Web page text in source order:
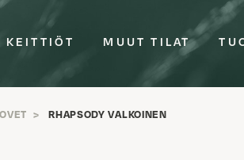
KEITTIÖT MUUT TILAT
> RHAPSODY VALKOINEN